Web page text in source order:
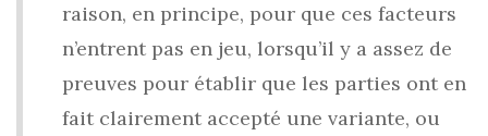
raison, en principe, pour que ces facteurs
n’entrent pas en jeu, lorsqu’il y a assez de
preuves pour établir que les parties ont en
fait clairement accepté une variante, ou